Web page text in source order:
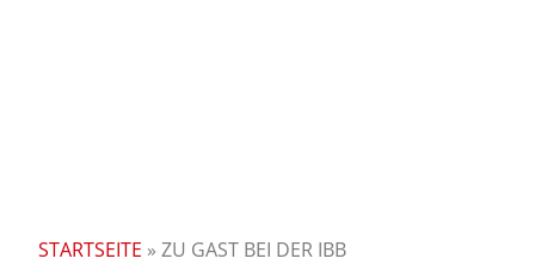
STARTSEITE »ZU GAST BEI DER IBB